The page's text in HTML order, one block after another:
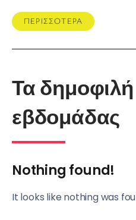
ΠΕΡΙΣΣΟΤΕΡΑ
Τα
εβδομάδας
Nothing found!
It looks like nothing was